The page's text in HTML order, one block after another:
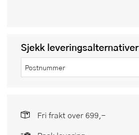
Sjekk leveringsalternativer
Fri frakt over 699,-